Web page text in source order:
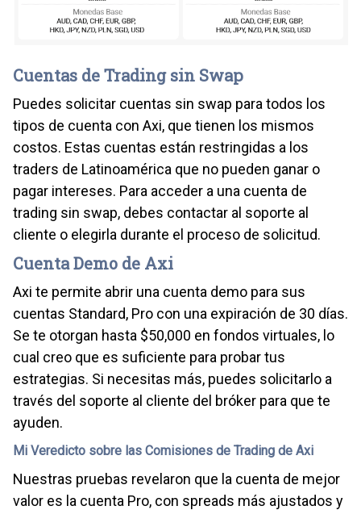
Cuentas de Trading sin Swap
Puedes solicitar cuentas sin swap para todos los
tipos de cuenta con Axi, que tienen los mismos
costos. Estas cuentas están restringidas a los
traders de Latinoamérica que no pueden ganar o
pagar intereses. Para acceder a una cuenta de
trading sin swap, debes contactar al soporte al
cliente o elegirla durante el proceso de solicitud.
Cuenta Demo de Axi
Axi te permite abrir una cuenta demo para sus
cuentas Standard, Pro con una expiración de 30 días.
Se te otorgan hasta $50,000 en fondos virtuales, lo
cual creo que es suficiente para probar tus
estrategias. Si necesitas más, puedes solicitarlo a
través del soporte al cliente del bróker para que te
ayuden.
Mi Veredicto sobre las Comisiones de Trading de Axi
Nuestras pruebas revelaron que la cuenta de mejor
valor es la cuenta Pro, con spreads más ajustados y